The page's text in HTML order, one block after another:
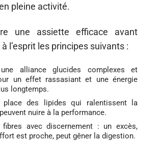
pleine activité.
une assiette efficace avant
à l’esprit les principes suivants :
alliance glucides complexes et
un effet rassasiant et une énergie
longtemps.
place des lipides qui ralentissent la
nuire à la performance.
fibres avec discernement : un excès,
est proche, peut gêner la digestion.